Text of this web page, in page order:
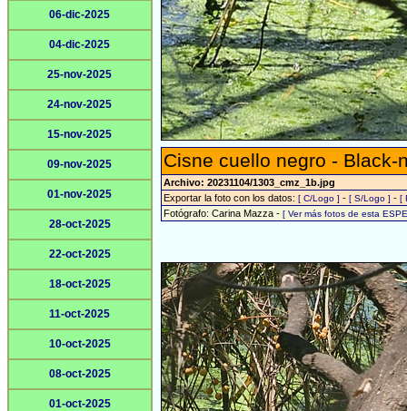
06-dic-2025
04-dic-2025
25-nov-2025
24-nov-2025
15-nov-2025
09-nov-2025
01-nov-2025
28-oct-2025
22-oct-2025
18-oct-2025
11-oct-2025
10-oct-2025
08-oct-2025
01-oct-2025
Cisne cuello negro -
Archivo: 20231104/1303_cmz_1b.jpg
Exportar la foto con los datos: [ C/Logo ] - [ S/Logo ] - [
Fotógrafo: Carina Mazza - [ Ver más fotos de esta